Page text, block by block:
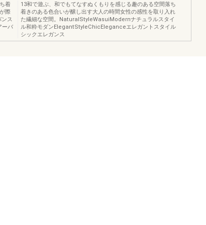
着
際
ス
ーバ
13和で遊ぶ、和でもてなすぬくもりを感じる趣のある空間落ち
着きのある色合いが醸し出す大人の時間女性の感性を取り入れ
た繊細な空間。NaturalStyleWasuiModernナチュラルスタイ
ル和粋モダンElegantStyleChicEleganceエレガントスタイル
シックエレガンス